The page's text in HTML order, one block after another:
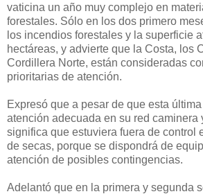
vaticina un año muy complejo en
forestales. Sólo en los dos primero
los incendios forestales y la superficie
hectáreas, y advierte que la Costa, los
Cordillera Norte, están consideradas
prioritarias de atención.
Expresó que a pesar de que esta
atención adecuada en su red caminera
significa que estuviera fuera de control
de secas, porque se dispondrá de
atención de posibles contingencias.
Adelantó que en la primera y segunda